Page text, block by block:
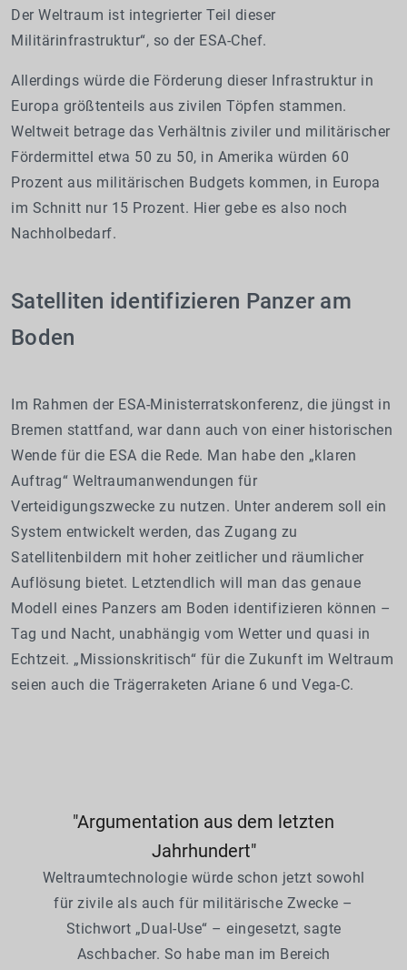
Der Weltraum ist integrierter Teil dieser
Militärinfrastruktur“, so der ESA-Chef.
Allerdings würde die Förderung dieser Infrastruktur in
Europa größtenteils aus zivilen Töpfen stammen.
Weltweit betrage das Verhältnis ziviler und militärischer
Fördermittel etwa 50 zu 50, in Amerika würden 60
Prozent aus militärischen Budgets kommen, in Europa
im Schnitt nur 15 Prozent. Hier gebe es also noch
Nachholbedarf.
Satelliten identifizieren Panzer am
Boden
Im Rahmen der ESA-Ministerratskonferenz, die jüngst in
Bremen stattfand, war dann auch von einer historischen
Wende für die ESA die Rede. Man habe den „klaren
Auftrag“ Weltraumanwendungen für
Verteidigungszwecke zu nutzen. Unter anderem soll ein
System entwickelt werden, das Zugang zu
Satellitenbildern mit hoher zeitlicher und räumlicher
Auflösung bietet. Letztendlich will man das genaue
Modell eines Panzers am Boden identifizieren können –
Tag und Nacht, unabhängig vom Wetter und quasi in
Echtzeit. „Missionskritisch“ für die Zukunft im Weltraum
seien auch die Trägerraketen Ariane 6 und Vega-C.
"Argumentation aus dem letzten
Jahrhundert"
Weltraumtechnologie würde schon jetzt sowohl
für zivile als auch für militärische Zwecke –
Stichwort „Dual-Use“ – eingesetzt, sagte
Aschbacher. So habe man im Bereich